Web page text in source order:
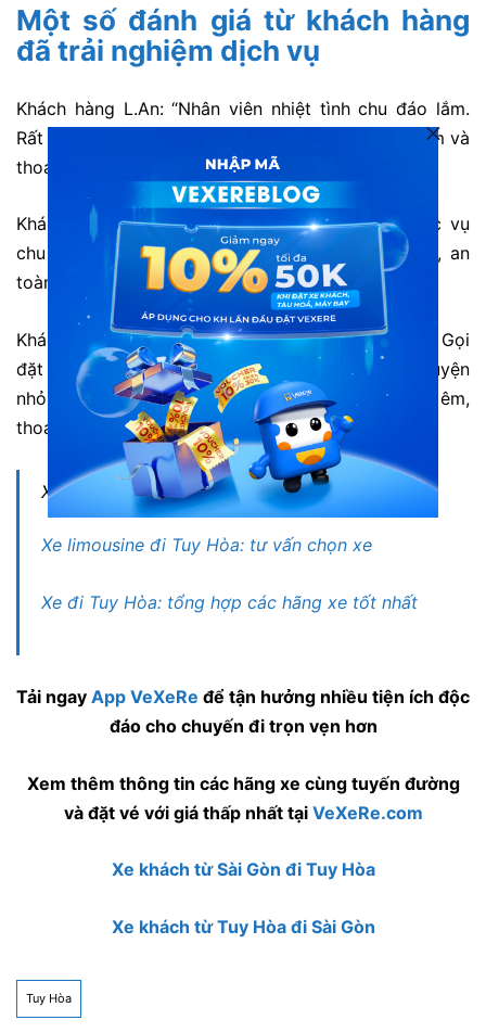
Một số đánh giá từ khách hàng
đã trải nghiệm dịch vụ
Khách hàng L.An: “Nhân viên nhiệt tình chu đáo lắm.
Rất tiện lợi khi đặt vé trên web VeXeRe. Xe chạy êm và
thoáng mát sạch sẽ, nhân viên phòng vé lịch sự”
Khách hàng T.Ngân: “Xe sạch sẽ, nhân viên phục vụ
chu đáo, niềm nở. chạy tuyến cố định đúng giờ, an
toàn, xe mới chạy rất êm.”
Khách hàng Quang: “Nhân viên phòng vé nhiệt tình. Gọi
đặt vé trước nhân viên tổng đài VeXeRe nói chuyện
nhỏ nhẹ, tư vấn đầy đủ thông tin lắm. Xe chạy êm,
thoải mái, vừa đẹp vừa mới, sẽ ủng hộ lâu dài.”
Xem thêm:
Xe limousine đi Tuy Hòa: tư vấn chọn xe
Xe đi Tuy Hòa: tổng hợp các hãng xe tốt nhất
Tải ngay App VeXeRe để tận hưởng nhiều tiện ích độc
đáo cho chuyến đi trọn vẹn hơn
Xem thêm thông tin các hãng xe cùng tuyến đường
và đặt vé với giá thấp nhất tại VeXeRe.com
Xe khách từ Sài Gòn đi Tuy Hòa
Xe khách từ Tuy Hòa đi Sài Gòn
Tuy Hòa